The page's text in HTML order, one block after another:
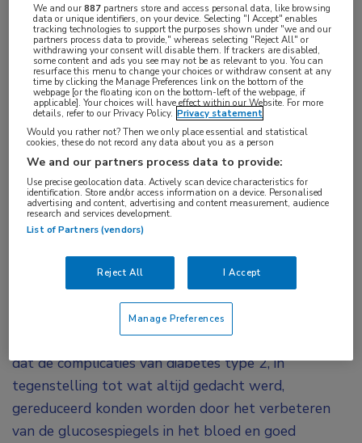
the Study of Diabetes in Wenen.
Het bewijs voor de werking en veiligheid metformine
is onduidelijk, stelde Holman. “Als het wel geheel
duidelijk was dan zouden we hier vandaag niet
tegenover elkaar staan”, zei hij. Maar Lebovitz liet
zich daar niet door uit het veld slaan. Hij werd niet
moe te benadrukken dat er talloze studies zijn
gedaan die het effect en de veiligheid van het middel
ruimschoots aantonen. Hij wees daarbij onder meer
op de grote UK Prospective Diabetes Study
uitgebreid in The Lancet gepubliceerd werden. Het
was een gerandomiseerde multicenter trial waar
5102 patiënten met diabetes type 2 aan
deelnamen. De studie duurde 20 jaar en toonde aan
dat de complicaties van diabetes type 2, in
tegenstelling tot wat altijd gedacht werd,
gereduceerd konden worden door het verbeteren
van de glucosespiegels in het bloed en goed
We and our887 partners store and access personal data, like browsing
data or unique identifiers, on your device. Selecting "I Accept" enables
tracking technologies to support the purposes shown under "we and our
partners process data to provide," whereas selecting "Reject All" or
withdrawing your consent will disable them. If trackers are disabled,
some content and ads you see may not be as relevant to you. You can
resurface this menu to change your choices or withdraw consent at any
time by clicking the Manage Preferences link on the bottom of the
webpage [or the floating icon on the bottom-left of the webpage, if
applicable]. Your choices will have effect within our Website. For more
details, refer to our Privacy Policy. Privacy statement
Would you rather not? Then we only place essential and statistical
cookies, these do not record any data about you as a person
We and our partners process data to provide:
Use precise geolocation data. Actively scan device characteristics for
identification. Store and/or access information on a device. Personalised
advertising and content, advertising and content measurement, audience
research and services development.
List of Partners (vendors)
Reject All I Accept
Manage Preferences